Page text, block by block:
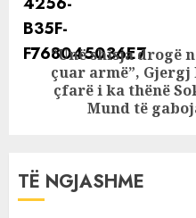
Next
post:
“Unë shisja drogë
çuar armë”,
çfarë i ka thënë
Mund të
TË NGJASHME